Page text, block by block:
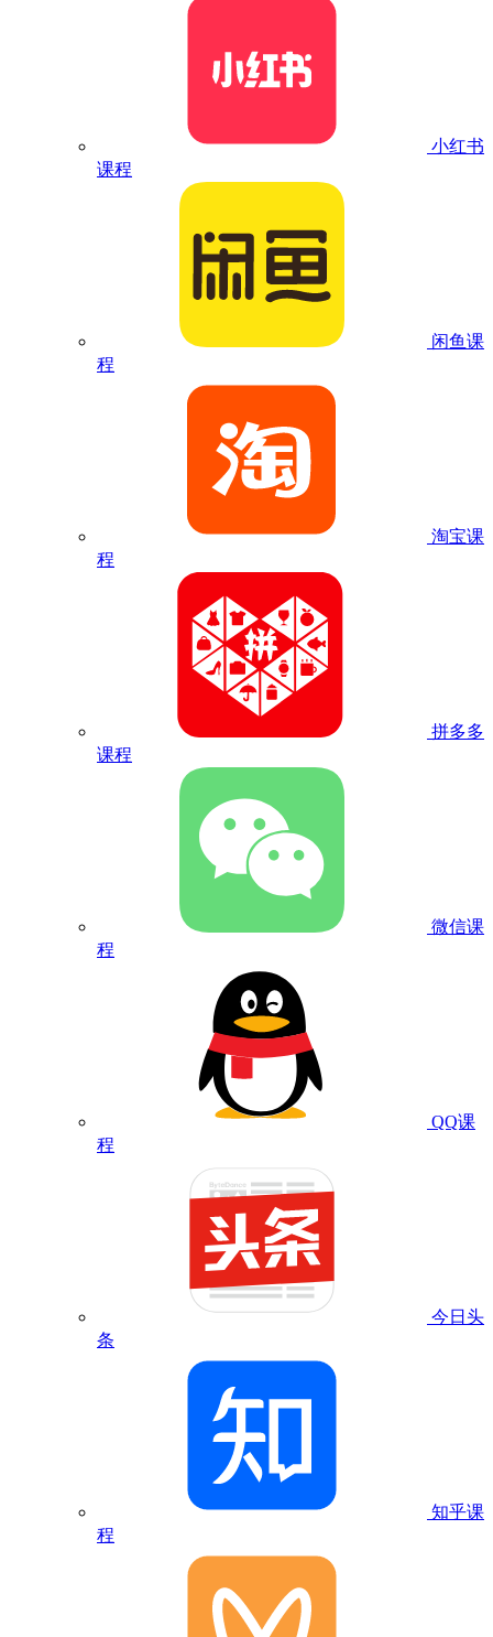
小红书
课程
闲鱼课
程
淘宝课
程
拼多多
课程
微信课
程
QQ课
程
今日头
条
知乎课
程